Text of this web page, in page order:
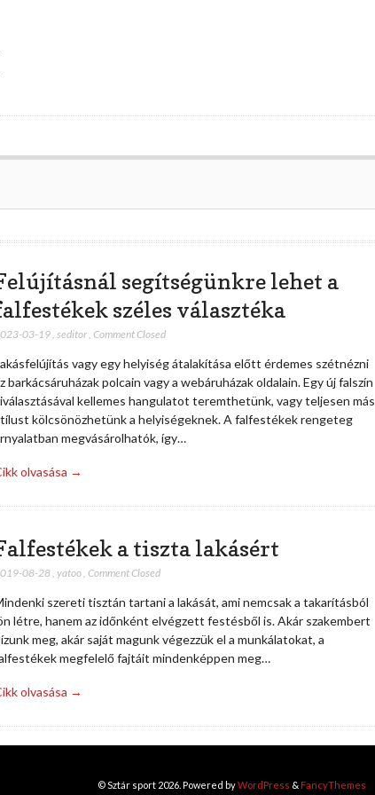
segítségünkre lehet a
széles választéka
03-19, seditor, Comment Closed
vagy egy helyiség átalakítása előtt érdemes szétnézni
barkácsáruházak polcain vagy a webáruházak oldalain. Egy új falszín
kellemes hangulatot teremthetünk, vagy teljesen más
kölcsönözhetünk a helyiségeknek. A falfestékek rengeteg
megvásárolhatók, így…
olvasása →
a tiszta lakásért
08-28, yatoo, Comment Closed
szereti tisztán tartani a lakását, ami nemcsak a takarításból
létre, hanem az időnként elvégzett festésből is. Akár szakembert
meg, akár saját magunk végezzük el a munkálatokat, a
megfelelő fajtáit mindenképpen meg…
olvasása →
© Sztár sport 2026. Powered byWordPress & FancyThemes